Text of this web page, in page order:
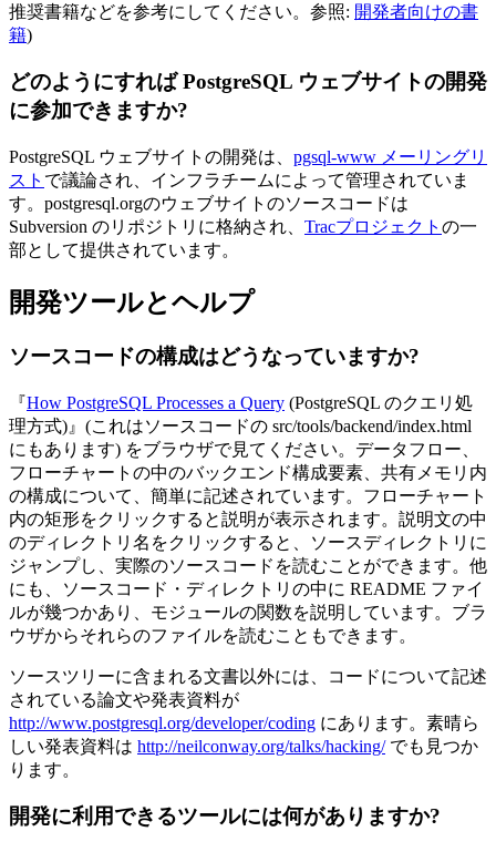
推奨書籍などを参考にしてください。参照: 開発者向けの書
籍)
どのようにすれば PostgreSQL ウェブサイトの開発
に参加できますか?
PostgreSQL ウェブサイトの開発は、 pgsql-www メーリングリ
スト で議論され、インフラチームによって管理されていま
す。postgresql.orgのウェブサイトのソースコードは
Subversion のリポジトリに格納され、 Tracプロジェクト の一
部として提供されています。
開発ツールとヘルプ
ソースコードの構成はどうなっていますか?
『How PostgreSQL Processes a Query (PostgreSQL のクエリ処
理方式)』(これはソースコードの src/tools/backend/index.html
にもあります) をブラウザで見てください。データフロー、
フローチャートの中のバックエンド構成要素、共有メモリ内
の構成について、簡単に記述されています。フローチャート
内の矩形をクリックすると説明が表示されます。説明文の中
のディレクトリ名をクリックすると、ソースディレクトリに
ジャンプし、実際のソースコードを読むことができます。他
にも、ソースコード・ディレクトリの中に README ファイ
ルが幾つかあり、モジュールの関数を説明しています。ブラ
ウザからそれらのファイルを読むこともできます。
ソースツリーに含まれる文書以外には、コードについて記述
されている論文や発表資料が
http://www.postgresql.org/developer/coding にあります。素晴ら
しい発表資料は http://neilconway.org/talks/hacking/でも見つか
ります。
開発に利用できるツールには何がありますか?